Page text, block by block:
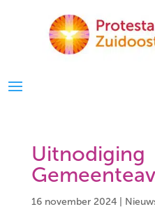
Uitnodiging
16 november 2024